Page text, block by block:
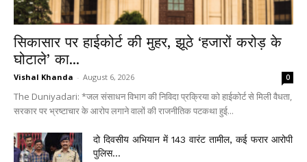
सिकासार पर हाईकोर्ट की मुहर, झूठे ‘हजारों करोड़ के
घोटाले’ का...
Vishal Khanda - August 6, 2026 0
The Duniyadari: *जल संसाधन विभाग की निविदा प्रक्रिया को हाईकोर्ट से मिली वैधता,
सरकार पर भ्रष्टाचार के आरोप लगाने वालों की राजनीतिक पटकथा हुई...
दो दिवसीय अभियान में 143 वारंट तामील, कई फरार आरोपी
पुलिस...